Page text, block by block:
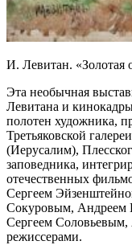
И. Левитан. «Золотая
Эта необычная
Левитана и
полотен художника,
Третьяковской
(Иерусалим),
заповедника,
отечественных
Сергеем
Сокуровым, Андреем
Сергеем
режиссерами.